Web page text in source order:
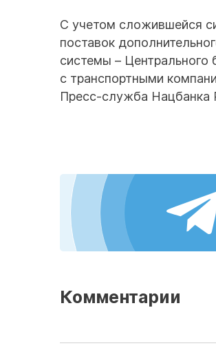
С учетом сложившейся
поставок
системы –
с транспортными
Пресс-служба Нацбанка
Комментарии